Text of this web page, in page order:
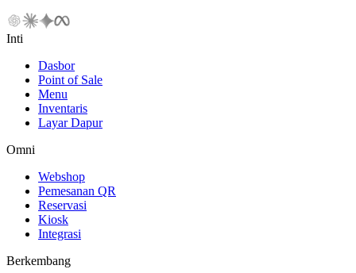
Inti
Dasbor
Point of Sale
Menu
Inventaris
Layar Dapur
Omni
Webshop
Pemesanan QR
Reservasi
Kiosk
Integrasi
Berkembang